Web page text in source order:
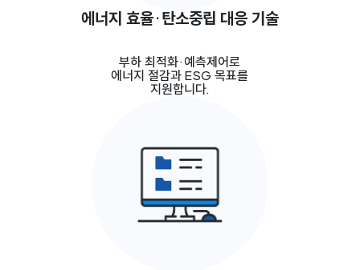
에너지 효율·탄소중립 대응 기술
부하 최적화·예측제어로
에너지 절감과 ESG 목표를
지원합니다.